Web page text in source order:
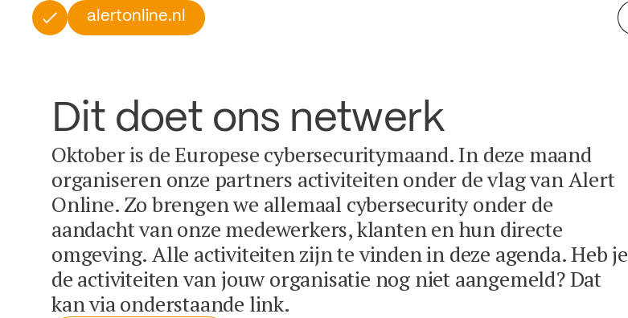
alertonline.nl
Dit doet ons netwerk
Oktober is de Europese cybersecuritymaand. In deze maand
organiseren onze partners activiteiten onder de vlag van Alert
Online. Zo brengen we allemaal cybersecurity onder de
aandacht van onze medewerkers, klanten en hun directe
omgeving. Alle activiteiten zijn te vinden in deze agenda. Heb je
de activiteiten van jouw organisatie nog niet aangemeld? Dat
kan via onderstaande link.